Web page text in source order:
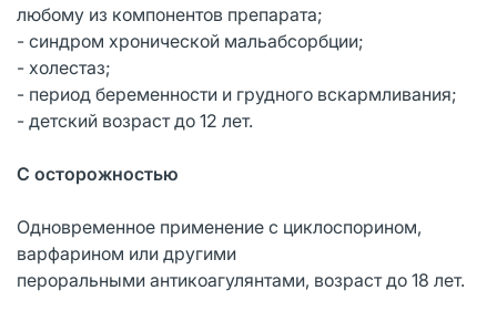
любому из компонентов препарата;
- синдром хронической мальабсорбции;
- холестаз;
- период беременности и грудного вскармливания;
- детский возраст до 12 лет.
С осторожностью
Одновременное применение с циклоспорином,
варфарином или другими
пероральными антикоагулянтами, возраст до 18 лет.